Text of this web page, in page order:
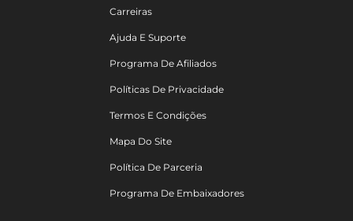
Carreiras
Ajuda E Suporte
Programa De Afiliados
Políticas De Privacidade
Termos E Condições
Mapa Do Site
Política De Parceria
Programa De Embaixadores